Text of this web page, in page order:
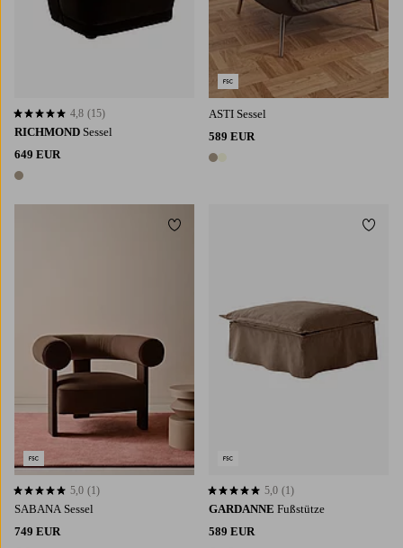
RICHMOND Sessel
649 EUR
1 Farbe
4,8 basierend auf 15 Bewertungen
4,8 (15)
ASTI Sessel
589 EUR
2 Farben
SABANA Sessel
749 EUR
5,0 basierend auf 1 Bewertungen
5,0 (1)
Zu Favoriten hinzufügen
GARDANNE Fußstütze
589 EUR
5,0 basierend auf 1 Bewertungen
5,0 (1)
Zu